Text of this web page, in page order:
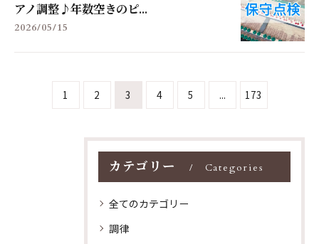
アノ調整♪年数空きのピ...
2026/05/15
1 2 3 4 5 ... 173
カテゴリー Categories
全てのカテゴリー
調律